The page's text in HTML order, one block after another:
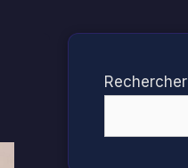
Rechercher